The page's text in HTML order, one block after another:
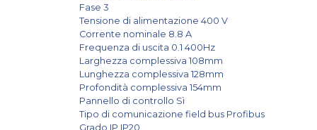
Fase 3
Tensione di alimentazione 400 V
Corrente nominale 8.8 A
Frequenza di uscita 0.1 400Hz
Larghezza complessiva 108mm
Lunghezza complessiva 128mm
Profondità complessiva 154mm
Pannello di controllo Sì
Tipo di comunicazione field bus Profibus
Grado IP IP20